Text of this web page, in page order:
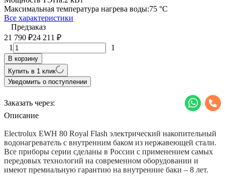
Максимальная температура нагрева воды:75 °С
Все характеристики
Предзаказ
21 790 ₽24 211 ₽
1 1
В корзину
Купить в 1 клик
Уведомить о поступлении
Заказать через:
Описание
Electrolux EWH 80 Royal Flash электрический накопительный
водонагреватель с внутренним баком из нержавеющей стали.
Все приборы серии сделаны в России с применением самых
передовых технологий на современном оборудовании и
имеют премиальную гарантию на внутренние баки – 8 лет.